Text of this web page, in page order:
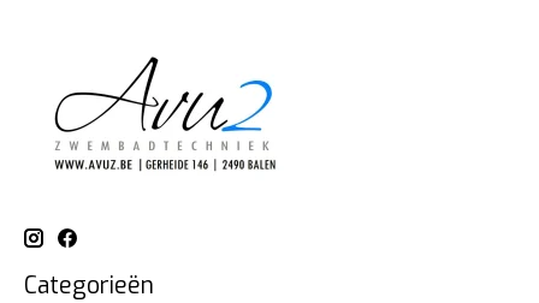
Categorieën